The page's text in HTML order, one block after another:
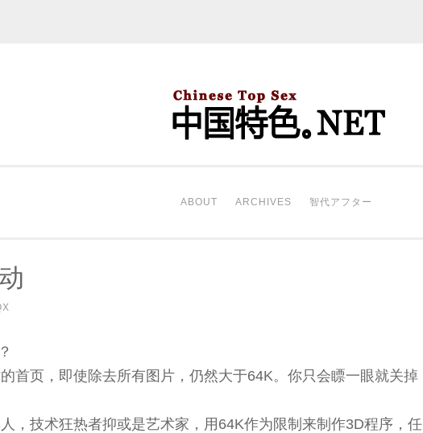
ABOUT ARCHIVES 智代アフター
首页，即使除去所有图片，仍然大于64K。你只会瞟一眼就关掉
，技术狂热者抑或是艺术家，用64K作为限制来制作3D程序，任